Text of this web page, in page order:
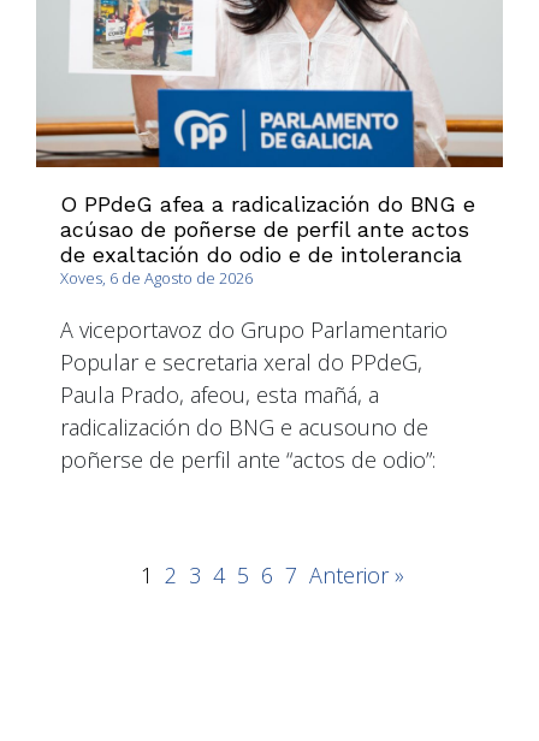
O PPdeG afea a radicalización do BNG e
acúsao de poñerse de perfil ante actos
de exaltación do odio e de intolerancia
Xoves, 6 de Agosto de 2026
A viceportavoz do Grupo Parlamentario
Popular e secretaria xeral do PPdeG,
Paula Prado, afeou, esta mañá, a
radicalización do BNG e acusouno de
poñerse de perfil ante “actos de odio”:
1 2 3 4 5 6 7 Anterior »